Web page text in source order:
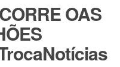
OAS